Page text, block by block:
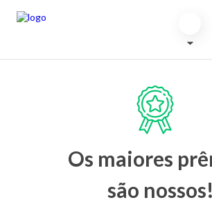
Os maiores
são nossos!